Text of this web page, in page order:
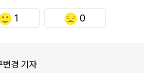
1 0
변경 기자